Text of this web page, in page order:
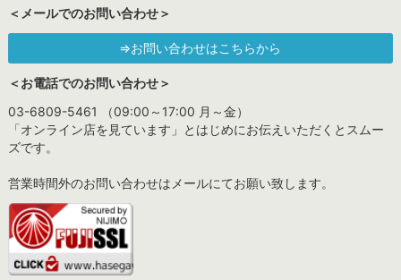
＜メールでのお問い合わせ＞
⇒お問い合わせはこちらから
＜お電話でのお問い合わせ＞
03-6809-5461 （09:00～17:00 月～金）
「オンライン店を見ています」とはじめにお伝えいただくとスムー
ズです。
営業時間外のお問い合わせはメールにてお願い致します。